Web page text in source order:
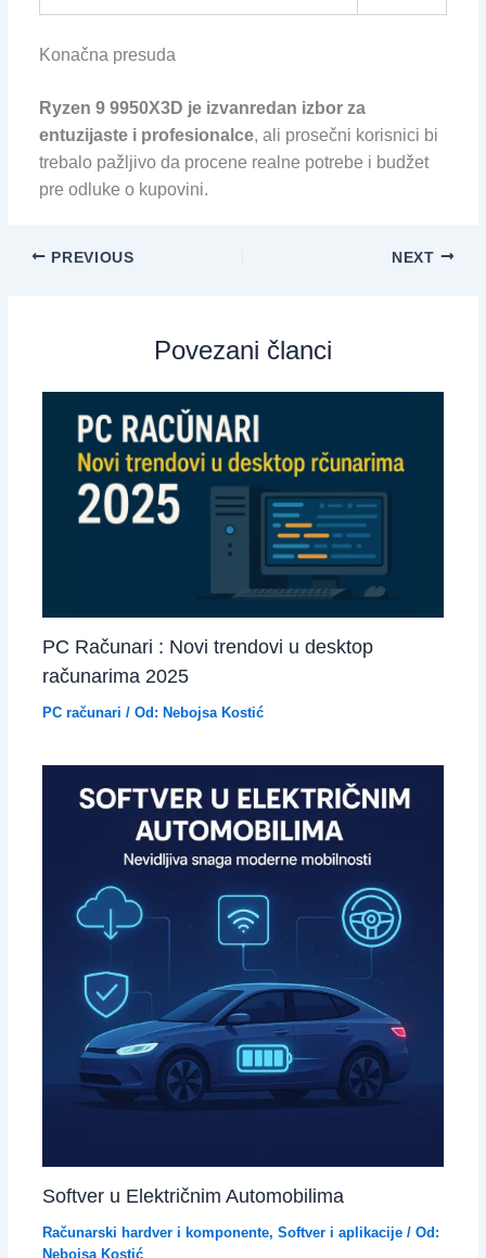
Konačna presuda
Ryzen 9 9950X3D je izvanredan izbor za
entuzijaste i profesionalce, ali prosečni korisnici bi
trebalo pažljivo da procene realne potrebe i budžet
pre odluke o kupovini.
PREVIOUS NEXT
Povezani članci
PC Računari : Novi trendovi u desktop
računarima 2025
PC računari / Od: Nebojsa Kostić
Softver u Električnim Automobilima
Računarski hardver i komponente, Softver i aplikacije/ Od:
Nebojsa Kostić